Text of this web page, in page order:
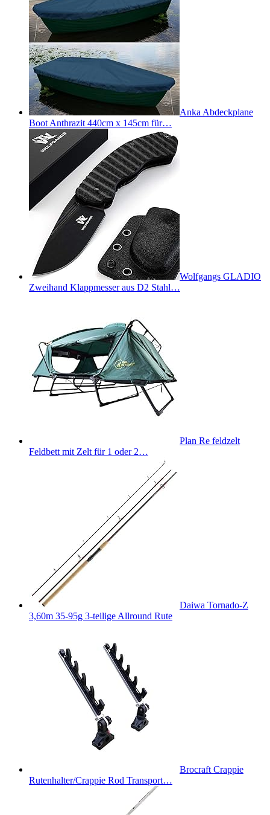
Anka Abdeckplane
Boot Anthrazit 440cm x 145cm für…
Wolfgangs GLADIO
Zweihand Klappmesser aus D2 Stahl…
Plan Re feldzelt
Feldbett mit Zelt für 1 oder 2…
Daiwa Tornado-Z
3,60m 35-95g 3-teilige Allround Rute
Brocraft Crappie
Rutenhalter/Crappie Rod Transport…